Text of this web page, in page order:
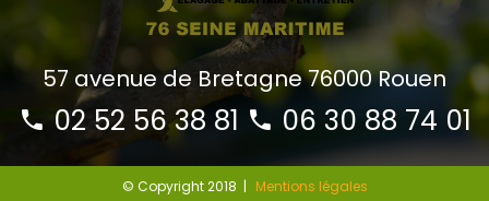
57 avenue de Bretagne 76000 Rouen
02 52 56 38 81 06 30 88 74 01
© Copyright 2018 | Mentions légales